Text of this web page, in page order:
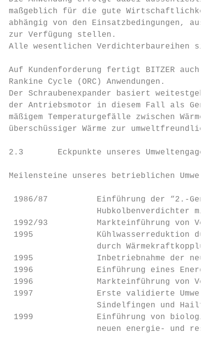
maßgeblich für die gute Wirtschaftlichkeit
abhängig von den Einsatzbedingungen, aus
zur Verfügung stellen.
Alle wesentlichen Verdichterbaureihen sind
Auf Kundenforderung fertigt BITZER auch
Rankine Cycle (ORC) Anwendungen.
Der Schraubenexpander basiert
der Antriebsmotor in diesem Fall als
mäßigem Temperaturgefälle zwischen
überschüssiger Wärme zur
2.3       Eckpunkte unseres
Meilensteine unseres betrieblichen
1986/87          Einführung der “2.-
Hubkolbenverdichter mit
1992/93          Markteinführung von
1995             Kühlwasserreduktion durch
durch Wärmekraftkopplung
1995             Inbetriebnahme der neuen
1996             Einführung eines
1996             Markteinführung von
1997             Erste validierte
Sindelfingen und
1999             Einführung von biologisch
neuen energie- und